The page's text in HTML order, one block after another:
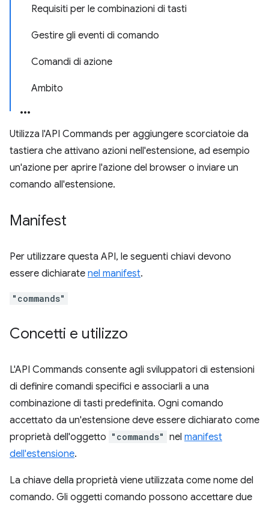
Requisiti per le combinazioni di tasti
Gestire gli eventi di comando
Comandi di azione
Ambito
Utilizza l'API Commands per aggiungere scorciatoie da
tastiera che attivano azioni nell'estensione, ad esempio
un'azione per aprire l'azione del browser o inviare un
comando all'estensione.
Manifest
Per utilizzare questa API, le seguenti chiavi devono
essere dichiarate nel manifest.
"commands"
Concetti e utilizzo
L'API Commands consente agli sviluppatori di estensioni
di definire comandi specifici e associarli a una
combinazione di tasti predefinita. Ogni comando
accettato da un'estensione deve essere dichiarato come
proprietà dell'oggetto "commands" nel manifest
dell'estensione.
La chiave della proprietà viene utilizzata come nome del
comando. Gli oggetti comando possono accettare due